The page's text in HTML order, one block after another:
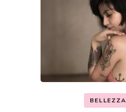
BELLEZZA